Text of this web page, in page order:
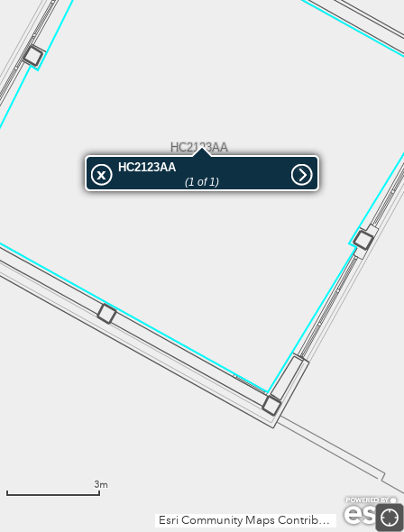
HC2123AA
Esri Community Maps Contributors, Institut Cartogràfic Valencià, Dirección General de Catastro, Instituto Geográfico Nacional, Esri, TomTom, Garmin, GeoTechnologies, Inc, METI/NASA, USGS
HC2123AA
(1 of 1)
3m